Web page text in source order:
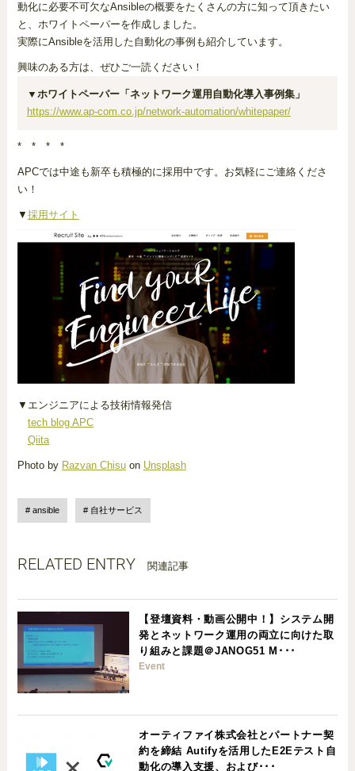
動化に必要不可欠なAnsibleの概要をたくさんの方に知って頂きたい
と、ホワイトペーパーを作成しました。
実際にAnsibleを活用した自動化の事例も紹介しています。
興味のある方は、ぜひご一読ください！
▼ホワイトペーパー「ネットワーク運用自動化導入事例集」
https://www.ap-com.co.jp/network-automation/whitepaper/
* * * *
APCでは中途も新卒も積極的に採用中です。お気軽にご連絡くださ
い！
▼ 採用サイト
▼エンジニアによる技術情報発信
tech blog APC
Qiita
Photo by Razvan Chisuon Unsplash
ansible 自社サービス
RELATED ENTRY 関連記事
【登壇資料・動画公開中！】システム開
発とネットワーク運用の両立に向けた取
り組みと課題＠JANOG51 M･･･
Event
オーティファイ株式会社とパートナー契
約を締結 Autifyを活用したE2Eテスト自
動化の導入支援、および･･･